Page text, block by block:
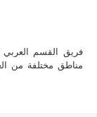
فريق القسم العربي
مناطق مختلفة من